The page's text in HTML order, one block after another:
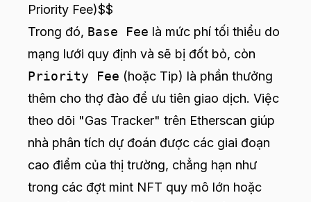
Priority Fee)$$
Trong đó, Base Fee là mức phí tối thiểu do
mạng lưới quy định và sẽ bị đốt bỏ, còn
Priority Fee (hoặc Tip) là phần thưởng
thêm cho thợ đào để ưu tiên giao dịch. Việc
theo dõi "Gas Tracker" trên Etherscan giúp
nhà phân tích dự đoán được các giai đoạn
cao điểm của thị trường, chẳng hạn như
trong các đợt mint NFT quy mô lớn hoặc